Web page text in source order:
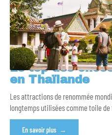
Le top des
en Thaïlande
Les attractions de renommée
longtemps utilisées comme toile
En savoir plus